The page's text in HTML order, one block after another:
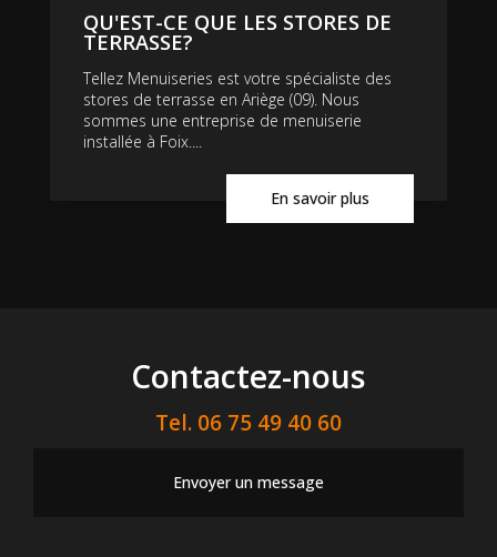
QU'EST-CE QUE LES STORES DE
TERRASSE?
Tellez Menuiseries est votre spécialiste des
stores de terrasse en Ariège (09). Nous
sommes une entreprise de menuiserie
installée à Foix....
En savoir plus
Contactez-nous
Tel. 06 75 49 40 60
Envoyer un message